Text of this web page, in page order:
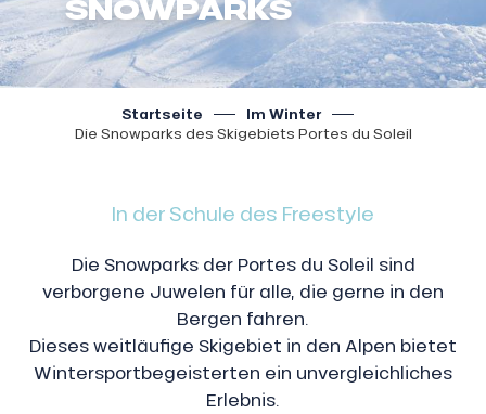
SNOWPARKS
Startseite
Im Winter
Die Snowparks des Skigebiets Portes du Soleil
In der Schule des Freestyle
Die Snowparks der Portes du Soleil sind
verborgene Juwelen für alle, die gerne in den
Bergen fahren.
Dieses weitläufige Skigebiet in den Alpen bietet
Wintersportbegeisterten ein unvergleichliches
Erlebnis.